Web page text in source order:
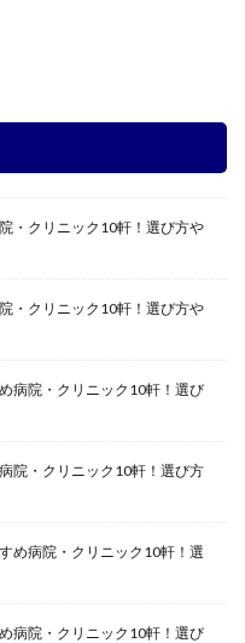
・クリニック10軒！選び方や
・クリニック10軒！選び方や
病院・クリニック10軒！選び
院・クリニック10軒！選び方
め病院・クリニック10軒！選
病院・クリニック10軒！選び